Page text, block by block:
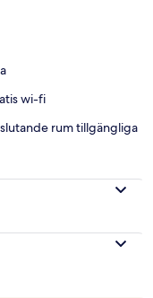
wi-fi
rum tillgängliga